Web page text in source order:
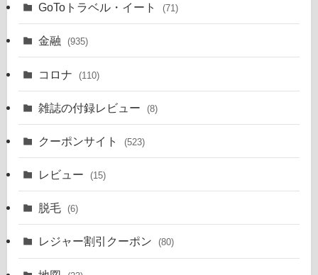
GoToトラベル・イート (71)
金融 (935)
コロナ (110)
雑誌の付録レビュー (8)
クーポンサイト (523)
レビュー (15)
脱毛 (6)
レジャー割引クーポン (80)